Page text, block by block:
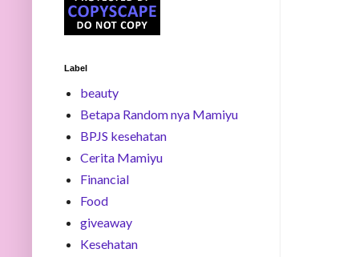
Label
beauty
Betapa Random nya Mamiyu
BPJS kesehatan
Cerita Mamiyu
Financial
Food
giveaway
Kesehatan